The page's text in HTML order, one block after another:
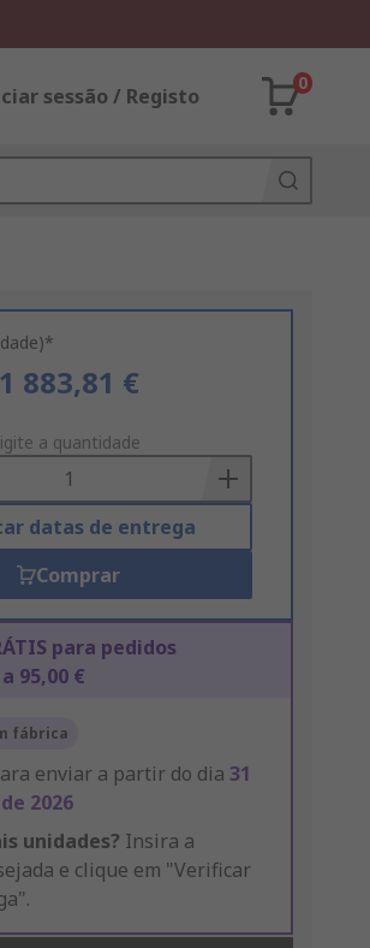
sessão / Registo
0
1 883,81 €
a quantidade
datas de entrega
Comprar
para pedidos
95,00 €
fábrica
enviar a partir do dia 31
2026
unidades? Insira a
e clique em "Verificar